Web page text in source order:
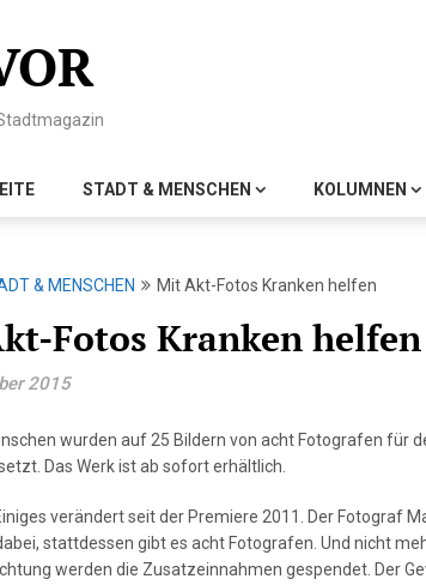
STADT & MENSCHEN KOLUMNEN
& MENSCHEN Mit Akt-Fotos Kranken helfen
Fotos Kranken helfen
2015
wurden auf 25 Bildern von acht Fotografen für
Das Werk ist ab sofort erhältlich.
verändert seit der Premiere 2011. Der Fotograf
stattdessen gibt es acht Fotografen. Und nicht
werden die Zusatzeinnahmen gespendet. Der